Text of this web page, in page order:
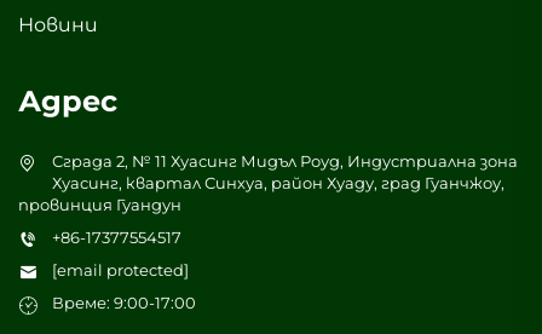
Новини
Адрес
Сграда 2, № 11 Хуасинг Мидъл Роуд, Индустриална зона
Хуасинг, квартал Синхуа, район Хуаду, град Гуанчжоу,
провинция Гуандун
+86-17377554517
[email protected]
Време: 9:00-17:00